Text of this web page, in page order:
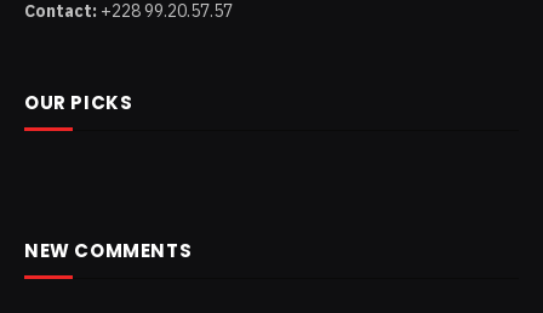
Contact: +228 99.20.57.57
OUR PICKS
NEW COMMENTS